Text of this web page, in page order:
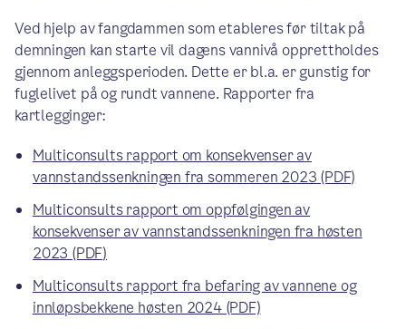
Ved hjelp av fangdammen som etableres før tiltak på
demningen kan starte vil dagens vannivå opprettholdes
gjennom anleggsperioden. Dette er bl.a. er gunstig for
fuglelivet på og rundt vannene. Rapporter fra
kartlegginger:
Multiconsults rapport om konsekvenser av
vannstandssenkningen fra sommeren 2023 (PDF)
Multiconsults rapport om oppfølgingen av
konsekvenser av vannstandssenkningen fra høsten
2023 (PDF)
Multiconsults rapport fra befaring av vannene og
innløpsbekkene høsten 2024 (PDF)